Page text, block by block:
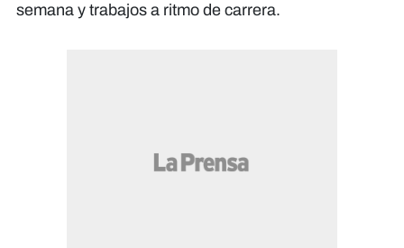
semana y trabajos a ritmo de carrera.